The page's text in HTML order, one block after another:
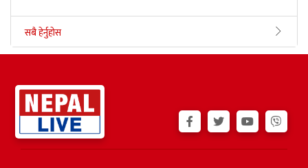
सबै हेर्नुहोस